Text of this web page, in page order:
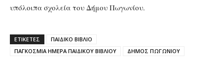
υπόλοιπα σχολεία του Δήμου Πωγωνίου.
ΕΤΙΚΕΤΕΣ
ΠΑΙΔΙΚΟ ΒΙΒΛΙΟ
ΠΑΓΚΟΣΜΙΑ ΗΜΕΡΑ ΠΑΙΔΙΚΟΥ ΒΙΒΛΙΟΥ
ΔΗΜΟΣ ΠΩΓΩΝΙΟΥ